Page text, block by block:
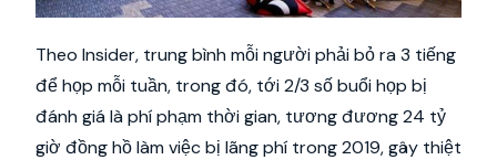
Theo Insider, trung bình mỗi người phải bỏ ra 3 tiếng
để họp mỗi tuần, trong đó, tới 2/3 số buổi họp bị
đánh giá là phí phạm thời gian, tương đương 24 tỷ
giờ đồng hồ làm việc bị lãng phí trong 2019, gây thiệt